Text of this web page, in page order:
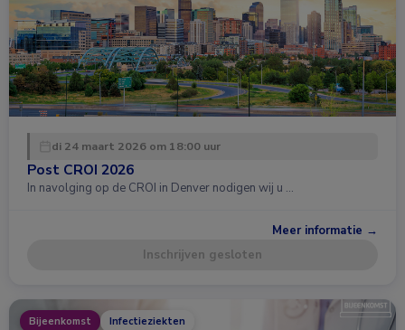
di 24 maart 2026 om 18:00 uur
Post CROI 2026
In navolging op de CROI in Denver nodigen wij u …
Meer informatie →
Inschrijven gesloten
Bijeenkomst Infectieziekten